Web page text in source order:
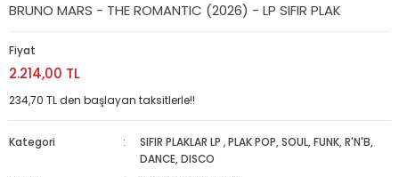
BRUNO MARS - THE ROMANTIC (2026) - LP SIFIR PLAK
Fiyat
2.214,00 TL
234,70 TL den başlayan taksitlerle!!
Kategori SIFIR PLAKLAR LP ,PLAK POP, SOUL, FUNK, R'N'B,
DANCE, DISCO